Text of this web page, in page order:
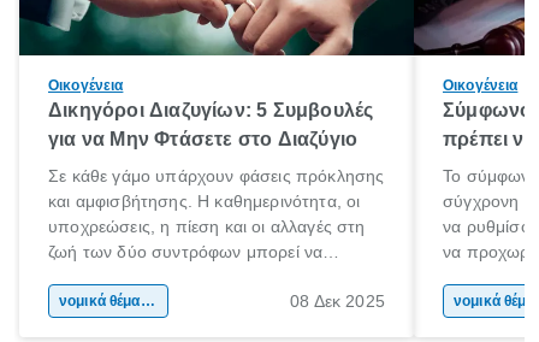
Οικογένεια
Δικηγόροι Διαζυγίων: 5 Συμβουλές
για να Μην Φτάσετε στο Διαζύγιο
Σε κάθε γάμο υπάρχουν φάσεις πρόκλησης
και αμφισβήτησης. Η καθημερινότητα, οι
υποχρεώσεις, η πίεση και οι αλλαγές στη
ζωή των δύο συντρόφων μπορεί να
Όταν οι διαφωνίες πληθαίνουν και η
νομικά θέματα & συμβουλές 08 Δεκ 2025
Οικογένεια
Σύμφωνο
πρέπει να
Το σύμφωνο
σύγχρονη
να
να
θέλεις